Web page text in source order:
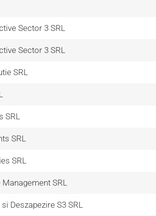
Sector 3 SRL
Sector 3 SRL
SRL
SRL
SRL
SRL
SRL
Deszapezire S3 SRL